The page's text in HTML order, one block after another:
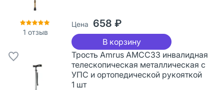
1 отзыв
Цена 658 ₽
В корзину
Трость Amrus AMСС33 инвалидная
телескопическая металлическая с
УПС и ортопедической рукояткой
1 шт